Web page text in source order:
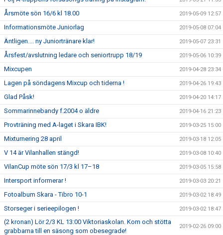
Årsmöte sön 16/6 kl 18.00 2019-05-09 12:57
Informationsmöte Juniorlag 2019-05-08 07:04
Äntligen.... ny Juniortränare klar! 2019-05-07 23:31
Årsfest/avslutning ledare och seniortrupp 18/19 2019-05-06 10:39
Mixcupen 2019-04-28 23:34
Lagen på söndagens Mixcup och tiderna ! 2019-04-26 19:43
Glad Påsk! 2019-04-20 14:17
Sommarinnebandy f.2004 o äldre 2019-04-16 21:23
Provträning med A-laget i Skara IBK! 2019-03-25 15:00
Mixturnering 28 april 2019-03-18 12:05
V 14 är Vilanhallen stängd! 2019-03-08 10:40
VilanCup möte sön 17/3 kl 17–18 2019-03-05 15:58
Intersport informerar ! 2019-03-03 20:21
Fotoalbum Skara - Tibro 10-1 2019-03-02 18:49
Storseger i serieepilogen ! 2019-03-02 18:47
(2 kronan) Lör 2/3 KL 13:00 Viktoriaskolan. Kom och stötta
grabbarna till en säsong som obesegrade!
2019-02-26 09:00